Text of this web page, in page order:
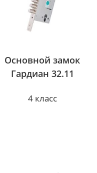
Основной замок
Гардиан 32.11
4 класс